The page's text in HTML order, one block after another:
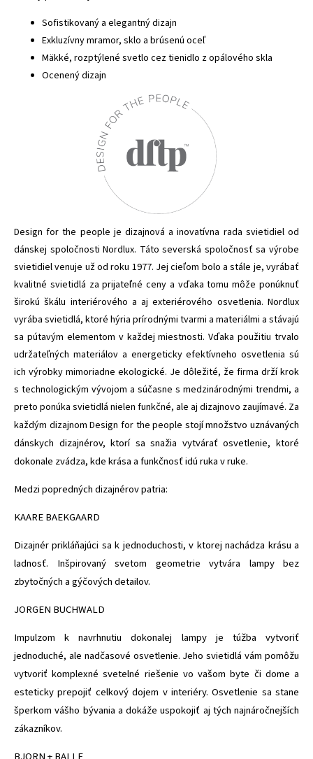
Sofistikovaný a elegantný dizajn
Exkluzívny mramor, sklo a brúsenú oceľ
Mäkké, rozptýlené svetlo cez tienidlo z opálového skla
Ocenený dizajn
Design for the people je dizajnová a inovatívna rada svietidiel od
dánskej spoločnosti Nordlux. Táto severská spoločnosť sa výrobe
svietidiel venuje už od roku 1977. Jej cieľom bolo a stále je, vyrábať
kvalitné svietidlá za prijateľné ceny a vďaka tomu môže ponúknuť
širokú škálu interiérového a aj exteriérového osvetlenia. Nordlux
vyrába svietidlá, ktoré hýria prírodnými tvarmi a materiálmi a stávajú
sa pútavým elementom v každej miestnosti. Vďaka použitiu trvalo
udržateľných materiálov a energeticky efektívneho osvetlenia sú
ich výrobky mimoriadne ekologické. Je dôležité, že firma drží krok
s technologickým vývojom a súčasne s medzinárodnými trendmi, a
preto ponúka svietidlá nielen funkčné, ale aj dizajnovo zaujímavé. Za
každým dizajnom Design for the people stojí množstvo uznávaných
dánskych dizajnérov, ktorí sa snažia vytvárať osvetlenie, ktoré
dokonale zvádza, kde krása a funkčnosť idú ruka v ruke.
Medzi popredných dizajnérov patria:
KAARE BAEKGAARD
Dizajnér prikláňajúci sa k jednoduchosti, v ktorej nachádza krásu a
ladnosť. Inšpirovaný svetom geometrie vytvára lampy bez
zbytočných a gýčových detailov.
JORGEN BUCHWALD
Impulzom k navrhnutiu dokonalej lampy je túžba vytvoriť
jednoduché, ale nadčasové osvetlenie. Jeho svietidlá vám pomôžu
vytvoriť komplexné svetelné riešenie vo vašom byte či dome a
esteticky prepojiť celkový dojem v interiéry. Osvetlenie sa stane
šperkom vášho bývania a dokáže uspokojiť aj tých najnáročnejších
zákazníkov.